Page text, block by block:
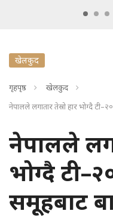
खेलकुद
गृहपृष्ठ
खेलकुद
नेपालले लगातार तेस्रो हार भोग्दै
नेपालले
भोग्दै
समूहबाट